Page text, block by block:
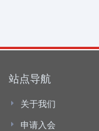
站点导航
关于我们
申请入会